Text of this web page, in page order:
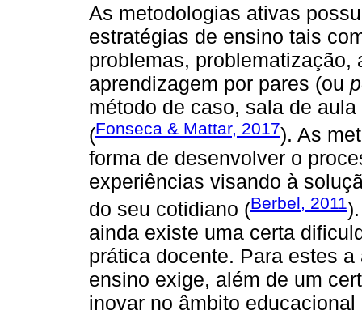
As metodologias ativas
estratégias de ensino tais
problemas, problematização,
aprendizagem por pares (ou
método de caso, sala de
(Fonseca & Mattar, 2017). As
forma de desenvolver o
experiências visando à
do seu cotidiano (Berbel, 2011
ainda existe uma certa
prática docente. Para estes
ensino exige, além de um
inovar no âmbito